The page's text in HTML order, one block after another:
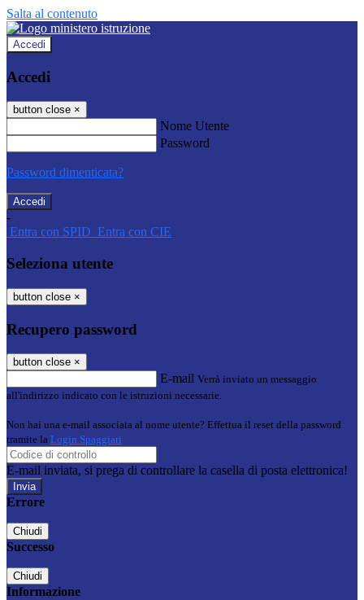
Salta al contenuto
Accedi
Accedi
button close ×
Nome Utente
Password
Password dimenticata?
-
Entra con SPID Entra con CIE
Seleziona utente
button close ×
Recupero password
button close ×
E-mail Verrà inviato un messaggio
all'indirizzo indicato con le istruzioni necessarie.
Non hai una e-mail associata al nome utente? Effettua il reset della password
tramite la Login Spaggiari
E-mail inviata, si prega di controllare la casella di posta elettronica!
Errore
Chiudi
Successo
Chiudi
Informazione